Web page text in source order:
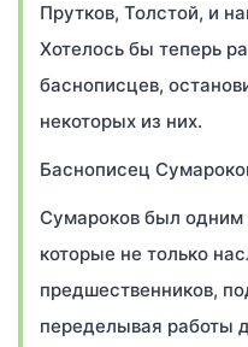
Прутков, Толстой, и
Хотелось бы теперь
баснописцев,
некоторых из них.
Баснописец
Сумароков был одним
которые не только
предшественников,
переделывая работы